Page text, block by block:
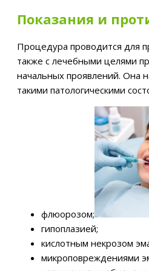
Показания и
Процедура проводится для
также с лечебными целями
начальных проявлений. Она
такими патологическими
флюорозом;
гипоплазией;
кислотным некрозом
микроповреждениями